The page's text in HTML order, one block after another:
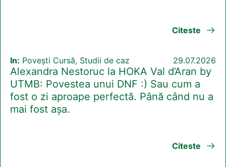
Citeste
In: Povești Cursă, Studii de caz 29.07.2026
Alexandra Nestoruc la HOKA Val d’Aran by
UTMB: Povestea unui DNF :) Sau cum a
fost o zi aproape perfectă. Până când nu a
mai fost așa.
Citeste